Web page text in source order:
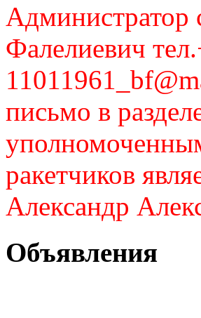
Администратор
Фалелиевич
письмо в
ракетчиков
Александр
Объявления